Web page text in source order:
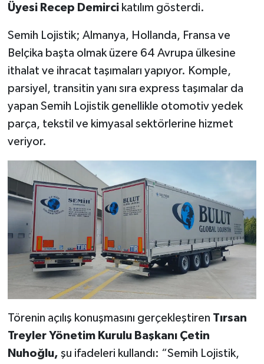
Üyesi Recep Demircikatılım gösterdi.
Semih Lojistik; Almanya, Hollanda, Fransa ve
Belçika başta olmak üzere 64 Avrupa ülkesine
ithalat ve ihracat taşımaları yapıyor. Komple,
parsiyel, transitin yanı sıra express taşımalar da
yapan Semih Lojistik genellikle otomotiv yedek
parça, tekstil ve kimyasal sektörlerine hizmet
veriyor.
Törenin açılış konuşmasını gerçekleştiren Tırsan
Treyler Yönetim Kurulu Başkanı Çetin
Nuhoğlu, şu ifadeleri kullandı: “Semih Lojistik,